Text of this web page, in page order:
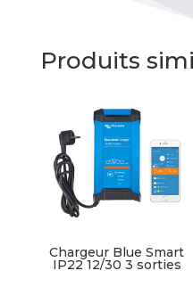
Produits
Chargeur Blue Smart
IP22 12/30 3 sorties